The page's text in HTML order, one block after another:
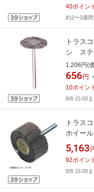
40ポイン
約2〜3週
トラス
シ ステ
233H4
1,206円(
656 円
10ポイン
8/8 15:00
トラス
ホイー
400♯
5,163
92ポイン
8/8 15:00